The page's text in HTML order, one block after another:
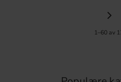
1–60av